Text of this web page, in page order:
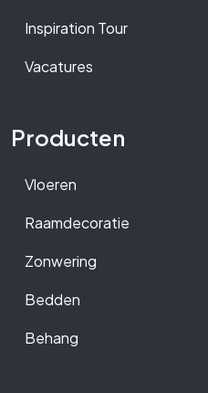
Inspiration Tour
Vacatures
Producten
Vloeren
Raamdecoratie
Zonwering
Bedden
Behang